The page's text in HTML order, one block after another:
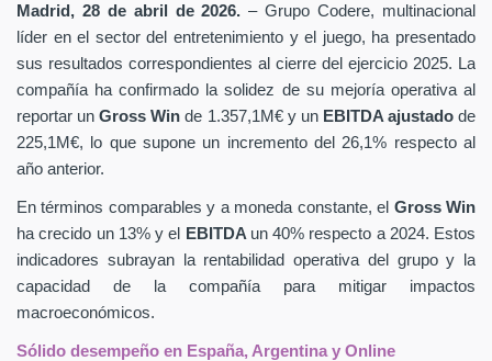
Madrid, 28 de abril de 2026. – Grupo Codere, multinacional
líder en el sector del entretenimiento y el juego, ha presentado
sus resultados correspondientes al cierre del ejercicio 2025. La
compañía ha confirmado la solidez de su mejoría operativa al
reportar unGross Winde 1.357,1M€ y un EBITDA ajustadode
225,1M€, lo que supone un incremento del 26,1% respecto al
año anterior.
En términos comparables y a moneda constante, el Gross Win
ha crecido un 13% y el
EBITDA un 40% respecto a 2024. Estos
indicadores subrayan la rentabilidad operativa del grupo y la
capacidad de la compañía para mitigar impactos
macroeconómicos.
Sólido desempeño en España, Argentina y Online